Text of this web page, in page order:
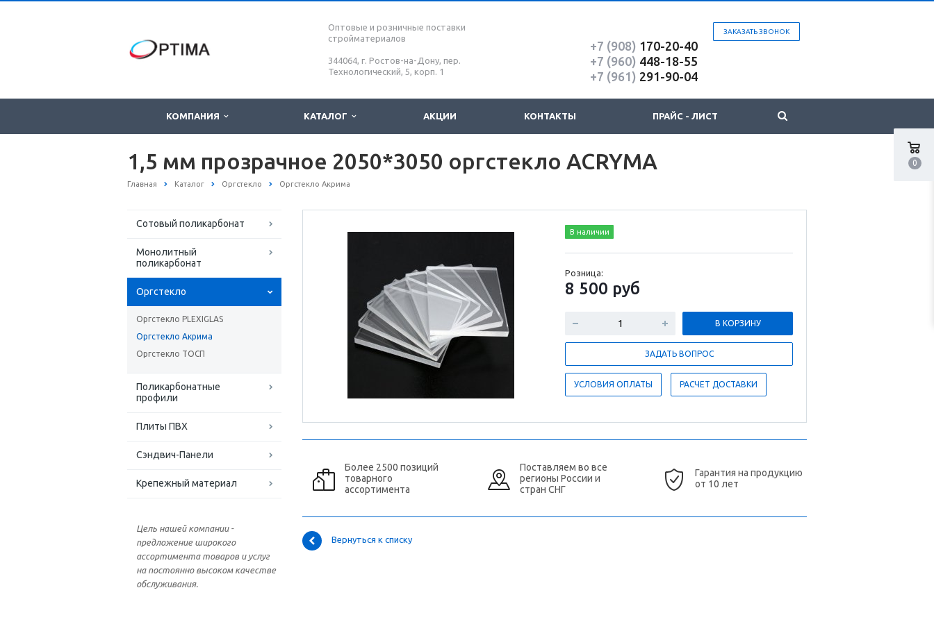
0
Оптовые и розничные поставки
стройматериалов
344064, г. Ростов-на-Дону, пер.
Технологический, 5, корп. 1
ЗАКАЗАТЬ ЗВОНОК
+7 (908) 170-20-40
+7 (960) 448-18-55
+7 (961) 291-90-04
КОМПАНИЯ КАТАЛОГ АКЦИИ КОНТАКТЫ ПРАЙС - ЛИСТ
1,5 мм прозрачное 2050*3050 оргстекло ACRYMA
Главная Каталог Оргстекло Оргстекло Акрима
Сотовый поликарбонат
Монолитный
поликарбонат
Оргстекло
Оргстекло PLEXIGLAS
Оргстекло Акрима
Оргстекло ТОСП
Поликарбонатные
профили
Плиты ПВХ
Сэндвич-Панели
Крепежный материал
Цель нашей компании -
предложение широкого
ассортимента товаров и услуг
на постоянно высоком качестве
обслуживания.
В наличии
Розница:
8 500 руб
В КОРЗИНУ
ЗАДАТЬ ВОПРОС
УСЛОВИЯ ОПЛАТЫ РАСЧЕТ ДОСТАВКИ
Более 2500 позиций
товарного
ассортимента
Поставляем во все
регионы России и
стран СНГ
Гарантия на продукцию
от 10 лет
Вернуться к списку